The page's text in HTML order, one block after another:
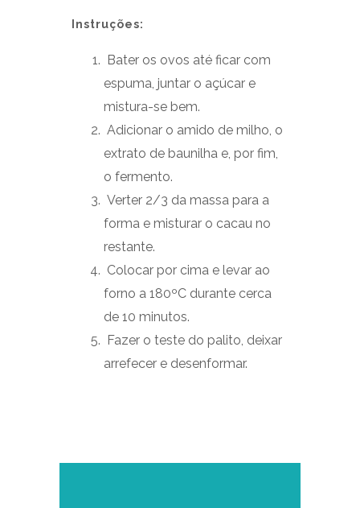
Instruções:
Bater os ovos até ficar com
espuma, juntar o açúcar e
mistura-se bem.
Adicionar o amido de milho, o
extrato de baunilha e, por fim,
o fermento.
Verter 2/3 da massa para a
forma e misturar o cacau no
restante.
Colocar por cima e levar ao
forno a 180ºC durante cerca
de 10 minutos.
Fazer o teste do palito, deixar
arrefecer e desenformar.